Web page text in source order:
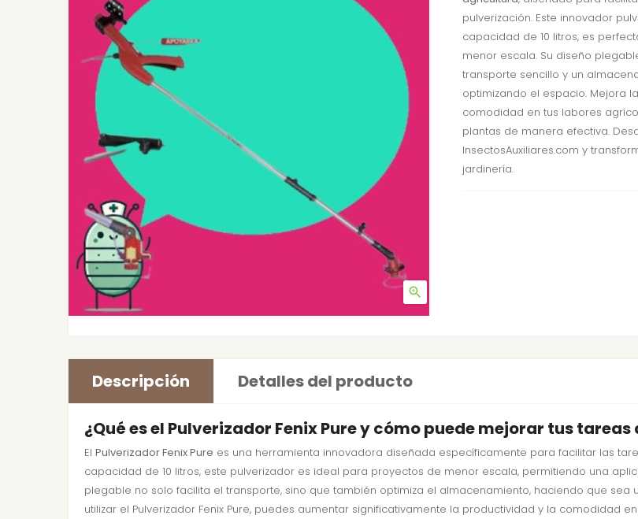

pulverización. Este innovador
capacidad de 10 litros, es
menor escala. Su diseño
transporte sencillo y un
optimizando el espacio. Mejora
comodidad en tus labores
plantas de manera efectiva.
InsectosAuxiliares.com y
jardinería.
Descripción Detalles del producto
¿Qué es el Pulverizador Fenix Pure y cómo puede mejorar tus
El Pulverizador Fenix Pure es una herramienta innovadora diseñada específicamente para facilitar las
capacidad de 10 litros, este pulverizador es ideal para proyectos de menor escala, permitiendo una
plegable no solo facilita el transporte, sino que también optimiza el almacenamiento, haciendo que
utilizar el Pulverizador Fenix Pure, puedes aumentar significativamente la productividad y la comodidad